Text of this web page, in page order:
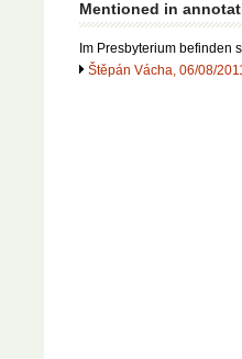
Mentioned in
Im Presbyterium befinden
Štěpán Vácha, 06/08/2011